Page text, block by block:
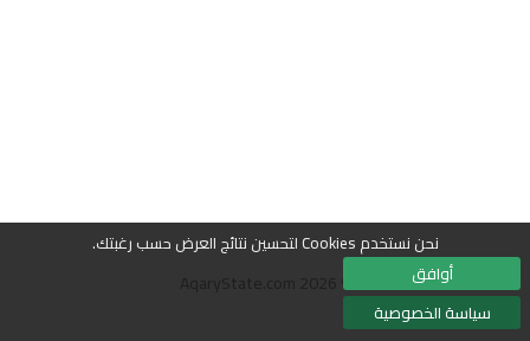
نحن نستخدم Cookies لتحسين نتائج العرض حسب رغبتك.
أوافق
سياسة الخصوصية
© 2026 AqaryState.com